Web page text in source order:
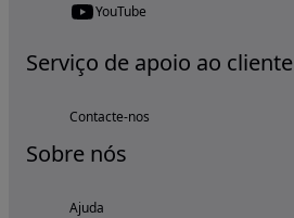
YouTube
Serviço de apoio ao cliente
Contacte-nos
Sobre nós
Ajuda